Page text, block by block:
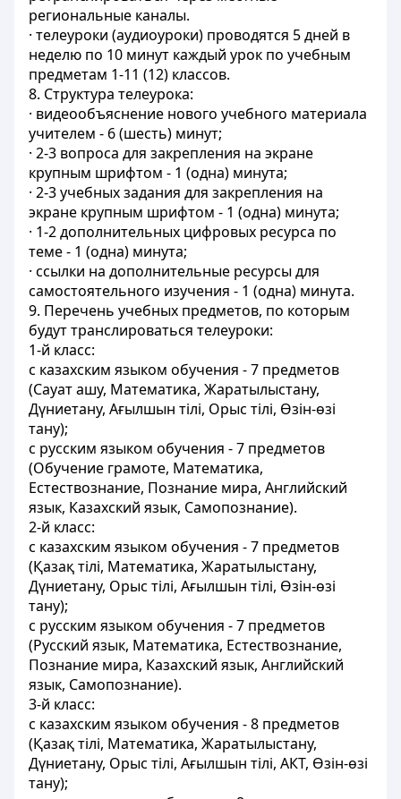
региональные каналы.
· телеуроки (аудиоуроки) проводятся 5 дней в
неделю по 10 минут каждый урок по учебным
предметам 1-11 (12) классов.
8. Структура телеурока:
· видеообъяснение нового учебного материала
учителем - 6 (шесть) минут;
· 2-3 вопроса для закрепления на экране
крупным шрифтом - 1 (одна) минута;
· 2-3 учебных задания для закрепления на
экране крупным шрифтом - 1 (одна) минута;
· 1-2 дополнительных цифровых ресурса по
теме - 1 (одна) минута;
· ссылки на дополнительные ресурсы для
самостоятельного изучения - 1 (одна) минута.
9. Перечень учебных предметов, по которым
будут транслироваться телеуроки:
1-й класс:
с казахским языком обучения - 7 предметов
(Сауат ашу, Математика, Жаратылыстану,
Дүниетану, Ағылшын тілі, Орыс тілі, Өзін-өзі
тану);
с русским языком обучения - 7 предметов
(Обучение грамоте, Математика,
Естествознание, Познание мира, Английский
язык, Казахский язык, Самопознание).
2-й класс:
с казахским языком обучения - 7 предметов
(Қазақ тілі, Математика, Жаратылыстану,
Дүниетану, Орыс тілі, Ағылшын тілі, Өзін-өзі
тану);
с русским языком обучения - 7 предметов
(Русский язык, Математика, Естествознание,
Познание мира, Казахский язык, Английский
язык, Самопознание).
3-й класс:
с казахским языком обучения - 8 предметов
(Қазақ тілі, Математика, Жаратылыстану,
Дүниетану, Орыс тілі, Ағылшын тілі, АКТ, Өзін-өзі
тану);